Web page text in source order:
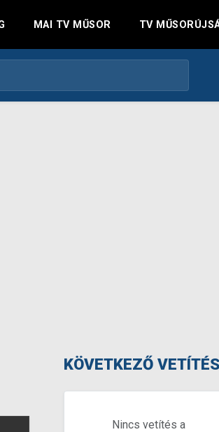
MAI TV MŰSOR TV
KÖVETKEZŐ VETÍTÉS
Nincs vetítés a